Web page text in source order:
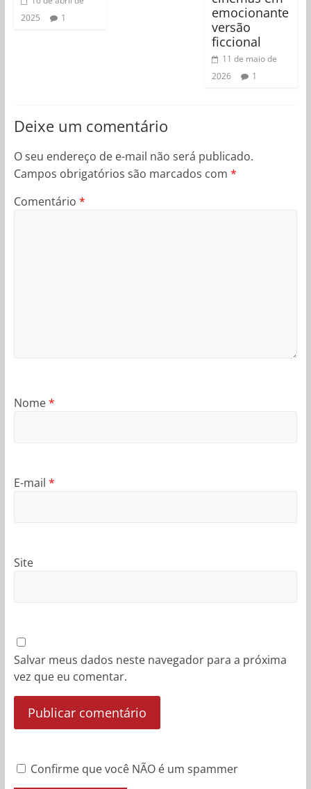
2025
1
emocionante
versão
ficcional
11 de maio de
2026
1
Deixe um comentário
O seu endereço de e-mail não será publicado.
Campos obrigatórios são marcados com *
Comentário *
Nome*
E-mail *
Site
Salvar meus dados neste navegador para a próxima
vez que eu comentar.
Confirme que você NÃO é um spammer